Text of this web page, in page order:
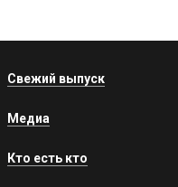
Свежий выпуск
Медиа
Кто есть кто